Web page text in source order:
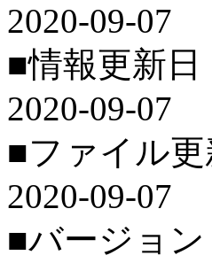
2020-09-07
■情報更新日
2020-09-07
■ファイル更
2020-09-07
■バージョン